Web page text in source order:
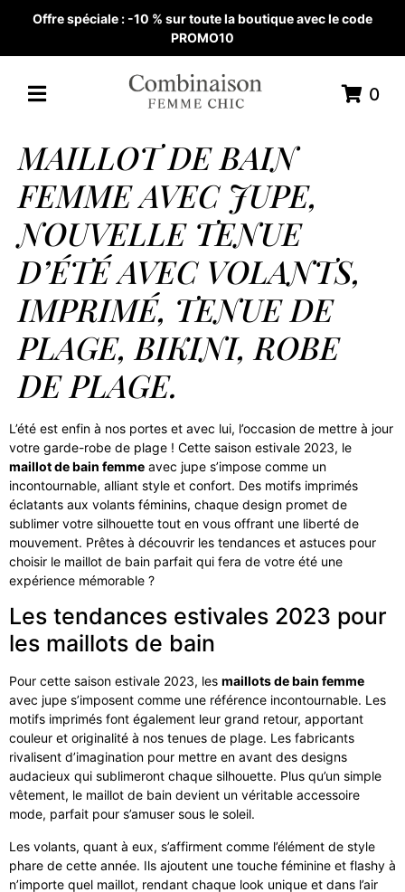
Offre spéciale : -10 % sur toute la boutique avec le code
PROMO10
0
MAILLOT DE BAIN
FEMME AVEC JUPE,
NOUVELLE TENUE
D’ÉTÉ AVEC VOLANTS,
IMPRIMÉ, TENUE DE
PLAGE, BIKINI, ROBE
DE PLAGE.
L’été est enfin à nos portes et avec lui, l’occasion de mettre à jour
votre garde-robe de plage ! Cette saison estivale 2023, le
maillot de bain femme avec jupe s’impose comme un
incontournable, alliant style et confort. Des motifs imprimés
éclatants aux volants féminins, chaque design promet de
sublimer votre silhouette tout en vous offrant une liberté de
mouvement. Prêtes à découvrir les tendances et astuces pour
choisir le maillot de bain parfait qui fera de votre été une
expérience mémorable ?
Les tendances estivales 2023 pour
les maillots de bain
Pour cette saison estivale 2023, les maillots de bain femme
avec jupe s’imposent comme une référence incontournable. Les
motifs imprimés font également leur grand retour, apportant
couleur et originalité à nos tenues de plage. Les fabricants
rivalisent d’imagination pour mettre en avant des designs
audacieux qui sublimeront chaque silhouette. Plus qu’un simple
vêtement, le maillot de bain devient un véritable accessoire
mode, parfait pour s’amuser sous le soleil.
Les volants, quant à eux, s’affirment comme l’élément de style
phare de cette année. Ils ajoutent une touche féminine et flashy à
n’importe quel maillot, rendant chaque look unique et dans l’air